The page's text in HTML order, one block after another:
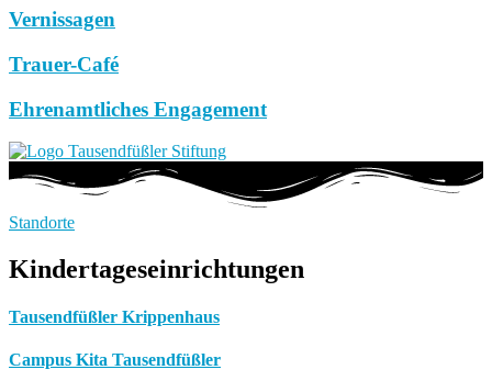
Vernissagen
Trauer-Café
Ehrenamtliches Engagement
Standorte
Kindertageseinrichtungen
Tausendfüßler Krippenhaus
Campus Kita Tausendfüßler